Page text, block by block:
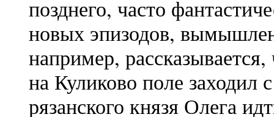
позднего, часто
новых эпизодов,
например,
на Куликово поле заходил
рязанского князя Олега